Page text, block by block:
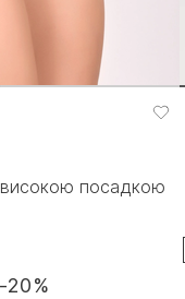
високою посадкою
-20%